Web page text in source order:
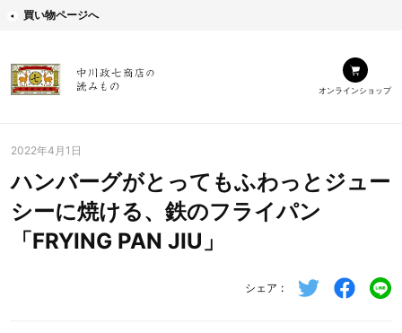
買い物ページへ
オンラインショップ
2022年4月1日
ハンバーグがとってもふわっとジュー
シーに焼ける、鉄のフライパン
「FRYING PAN JIU」
シェア